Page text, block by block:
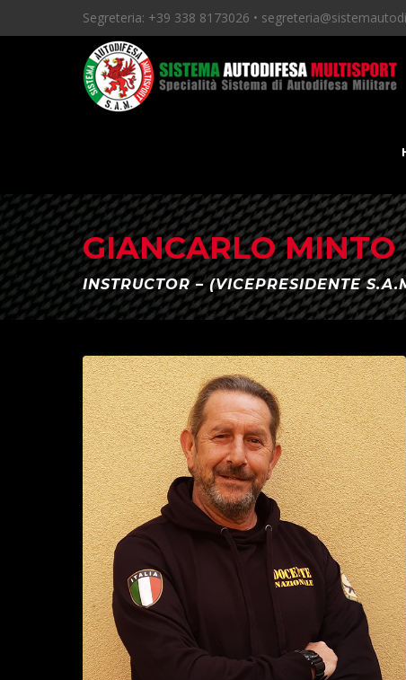
Segreteria: +39 338 8173026 •
GIANCARLO MINTO
INSTRUCTOR–(VICEPRESIDENTE